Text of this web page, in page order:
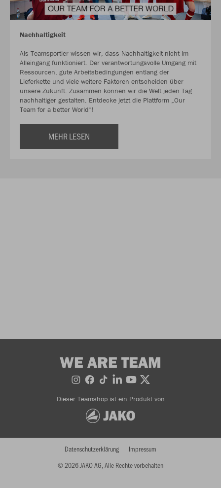
Nachhaltigkeit
Als Teamsportler wissen wir, dass Nachhaltigkeit nicht im
Alleingang funktioniert. Der verantwortungsvolle Umgang mit
Ressourcen, gute Arbeitsbedingungen entlang der
Lieferkette und viele weitere Faktoren entscheiden über
unsere Zukunft. Zusammen können wir die Welt jeden Tag
nachhaltiger gestalten. Entdecke jetzt die Plattform „Our
Team for a better World“!
MEHR LESEN
WE ARE TEAM
Dieser Teamshop ist ein Produkt von
© 2026 JAKO AG, Alle Rechte vorbehalten
Datenschutzerklärung Impressum